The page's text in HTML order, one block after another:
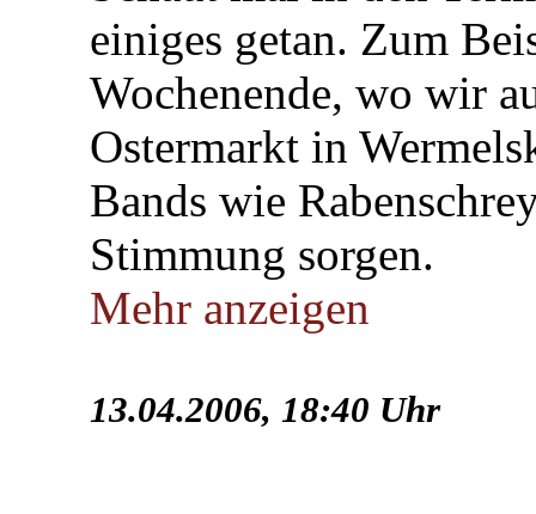
einiges getan. Zum
Wochenende, wo wir
Ostermarkt in
Bands wie
Stimmung sorgen.
Mehr anzeigen
13.04.2006, 18:40 Uhr